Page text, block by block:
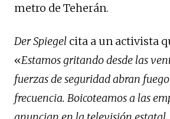
metro de Teherán.
Der Spiegel cita a un activista
«Estamos gritando desde las
fuerzas de seguridad abran
frecuencia. Boicoteamos a las